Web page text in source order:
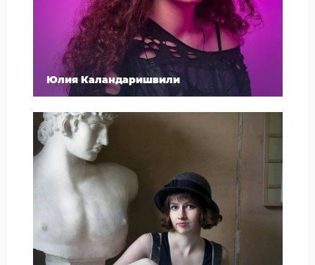
Юлия Каландаришвили